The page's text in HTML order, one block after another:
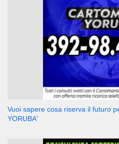
Vuoi sapere cosa riserva il futuro
YORUBA'